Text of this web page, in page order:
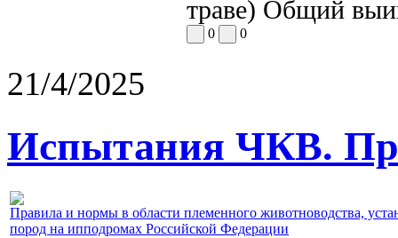
траве) Общий
0 0
21/4/2025
Испытания ЧКВ.
Правила и нормы в области племенного животноводства,
пород на ипподромах Российской Федерации